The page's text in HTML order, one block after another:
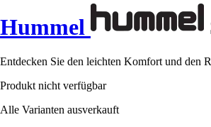
Hummel
Entdecken Sie den leichten Komfort und den
Produkt nicht verfügbar
Alle Varianten ausverkauft